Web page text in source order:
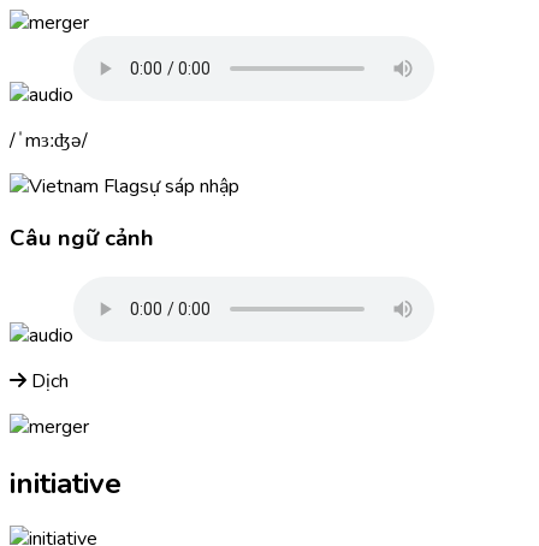
ˈmɜːʤə
sự sáp nhập
Câu ngữ cảnh
Dịch
initiative